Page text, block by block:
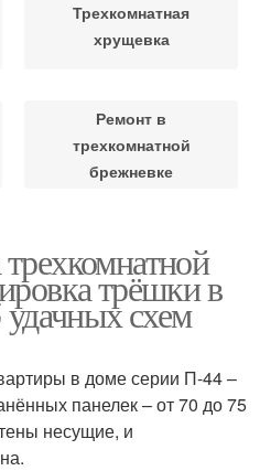
Трехкомнатная
хрущевка
Ремонт в
трехкомнатной
брежневке
трёшки в
схем
в доме серии П-44 –
панелек – от 70 до 75
несущие, и